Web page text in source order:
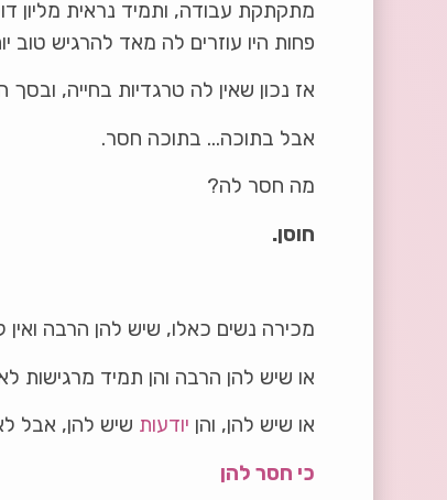
פחות היו עוזרים לה מאד להרגיש טוב
אז נכון שאין לה טרגדיות בחייה,
אבל בתוכה… בתוכה חסר.
מה חסר לה?
חוסן.
מכירה נשים כאלו, שיש להן הרבה ואין
או שיש להן הרבה והן תמיד מרגישות
או שיש להן, והן יודעות שיש להן, אבל
כי חסר להן